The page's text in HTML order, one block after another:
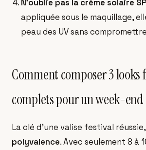
N'oublie pas la crème solaire
appliquée sous le maquillage,
peau des UV sans
Comment composer 3 looks
complets pour un week-end
La clé d'une valise festival
polyvalence. Avec seulement 8 à